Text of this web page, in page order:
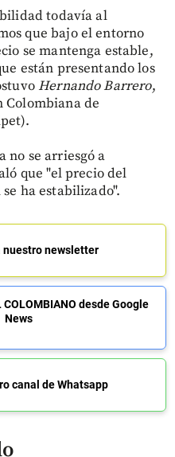
todavía al
que bajo el entorno
se mantenga estable,
están presentando los
Hernando Barrero,
Colombiana de
no se arriesgó a
que "el precio del
ha estabilizado".
nuestro newsletter
desde Google
News
canal de Whatsapp